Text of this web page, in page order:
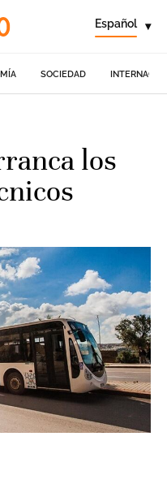
Español ▾
SOCIEDAD
los